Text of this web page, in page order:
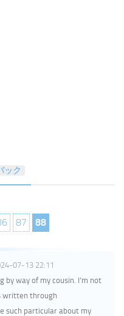
ック
87 88
07-13 22:11
by way of my cousin. I’m not
written through
such particular about my